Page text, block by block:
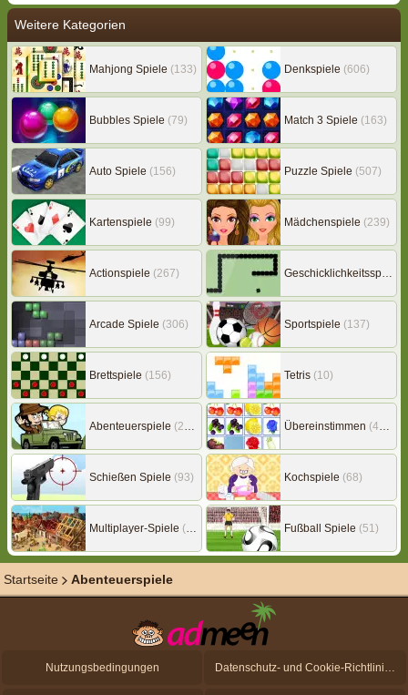
Weitere Kategorien
Mahjong Spiele (133) Denkspiele (606)
Bubbles Spiele (79) Match 3 Spiele (163)
Auto Spiele (156) Puzzle Spiele (507)
Kartenspiele (99) Mädchenspiele (239)
Actionspiele (267) Geschicklichkeitsspiele
Arcade Spiele (306) Sportspiele (137)
Brettspiele (156) Tetris (10)
Abenteuerspiele (217) Übereinstimmen (453)
Schießen Spiele (93) Kochspiele (68)
Multiplayer-Spiele (149) Fußball Spiele (51)
Startseite Abenteuerspiele
Nutzungsbedingungen Datenschutz- und Cookie-Richtlinien